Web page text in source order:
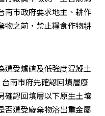
南市政府要求地主、耕作
物之前，禁止糧食作物耕
遭受爐碴及低強度混凝土
南市府先確認回填層廢
確認回填層以下原生土壤
否遭受廢棄物溶出重金屬